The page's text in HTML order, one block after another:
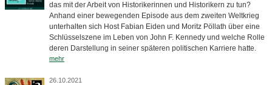
das mit der Arbeit von Historikerinnen und Historikern zu tun?
Anhand einer bewegenden Episode aus dem zweiten Weltkrieg
unterhalten sich Host Fabian Eiden und Moritz Pöllath über eine
Schlüsselszene im Leben von John F. Kennedy und welche Rolle
deren Darstellung in seiner späteren politischen Karriere hatte.
mehr
26.10.2021